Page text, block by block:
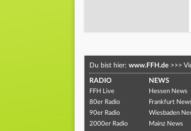
Du bist hier: www.FFH.de >>>
RADIO
FFH Live
80er Radio
90er Radio
2000er Radio
NEWS
Hessen News
Frankfurt
Wiesbaden
Mainz News